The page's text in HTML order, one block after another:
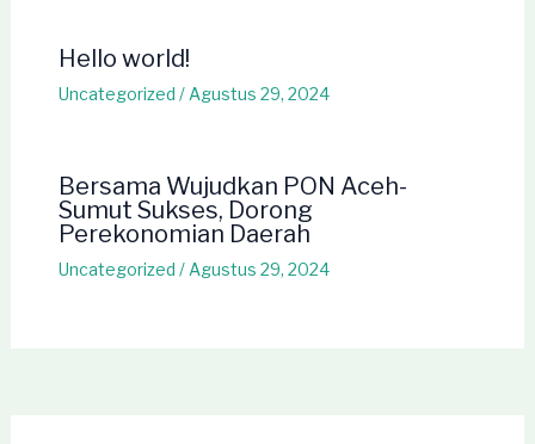
Hello world!
Uncategorized / Agustus 29, 2024
Bersama Wujudkan PON Aceh-
Sumut Sukses, Dorong
Perekonomian Daerah
Uncategorized / Agustus 29, 2024